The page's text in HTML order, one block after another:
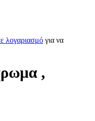
λογαριασμό για να
,